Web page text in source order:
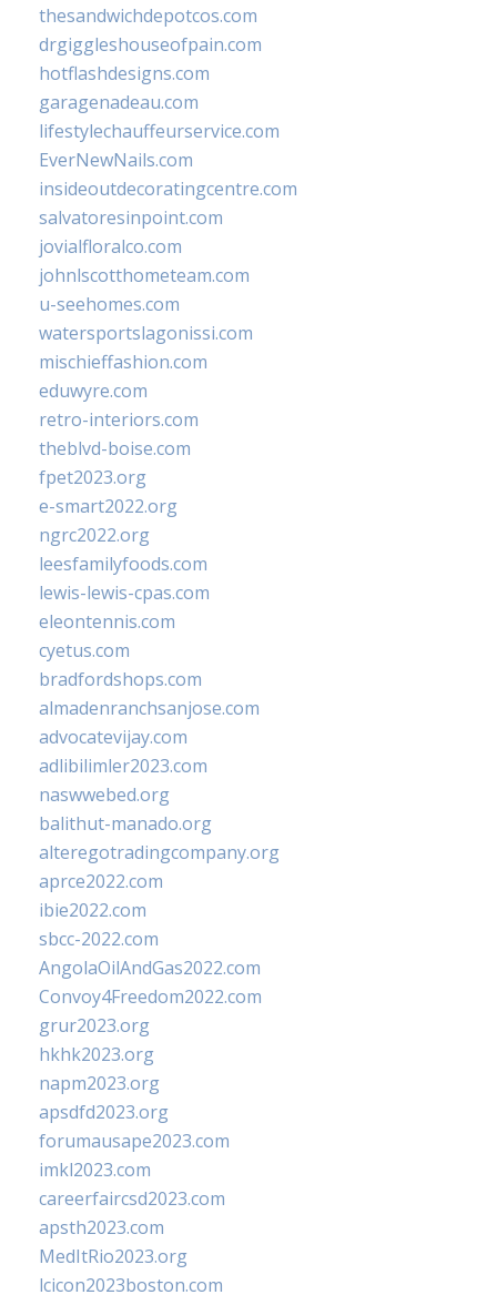
thesandwichdepotcos.com
drgiggleshouseofpain.com
hotflashdesigns.com
garagenadeau.com
lifestylechauffeurservice.com
EverNewNails.com
insideoutdecoratingcentre.com
salvatoresinpoint.com
jovialfloralco.com
johnlscotthometeam.com
u-seehomes.com
watersportslagonissi.com
mischieffashion.com
eduwyre.com
retro-interiors.com
theblvd-boise.com
fpet2023.org
e-smart2022.org
ngrc2022.org
leesfamilyfoods.com
lewis-lewis-cpas.com
eleontennis.com
cyetus.com
bradfordshops.com
almadenranchsanjose.com
advocatevijay.com
adlibilimler2023.com
naswwebed.org
balithut-manado.org
alteregotradingcompany.org
aprce2022.com
ibie2022.com
sbcc-2022.com
AngolaOilAndGas2022.com
Convoy4Freedom2022.com
grur2023.org
hkhk2023.org
napm2023.org
apsdfd2023.org
forumausape2023.com
imkl2023.com
careerfaircsd2023.com
apsth2023.com
MedItRio2023.org
lcicon2023boston.com